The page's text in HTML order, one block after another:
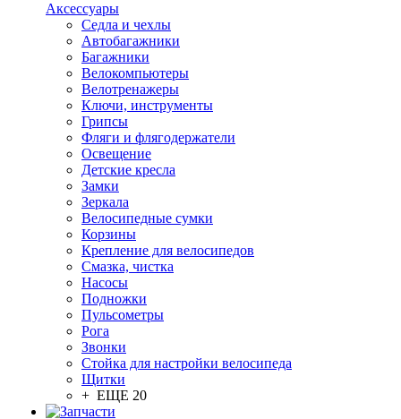
Аксессуары
Седла и чехлы
Автобагажники
Багажники
Велокомпьютеры
Велотренажеры
Ключи, инструменты
Грипсы
Фляги и флягодержатели
Освещение
Детские кресла
Замки
Зеркала
Велосипедные сумки
Корзины
Крепление для велосипедов
Смазка, чистка
Насосы
Подножки
Пульсометры
Рога
Звонки
Стойка для настройки велосипеда
Щитки
+ ЕЩЕ 20